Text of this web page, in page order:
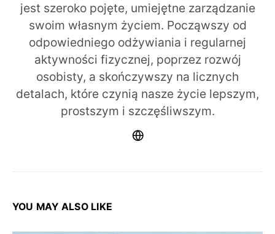
jest szeroko pojęte, umiejętne zarządzanie
swoim własnym życiem. Począwszy od
odpowiedniego odżywiania i regularnej
aktywności fizycznej, poprzez rozwój
osobisty, a skończywszy na licznych
detalach, które czynią nasze życie lepszym,
prostszym i szczęśliwszym.
YOU MAY ALSO LIKE